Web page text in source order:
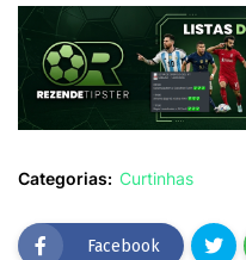
Categorias: Curtinhas
Facebook